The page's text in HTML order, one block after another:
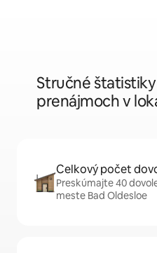
Stručné
prenájmoch v
Celkový počet
Preskúmajte 40
meste Bad Oldesloe